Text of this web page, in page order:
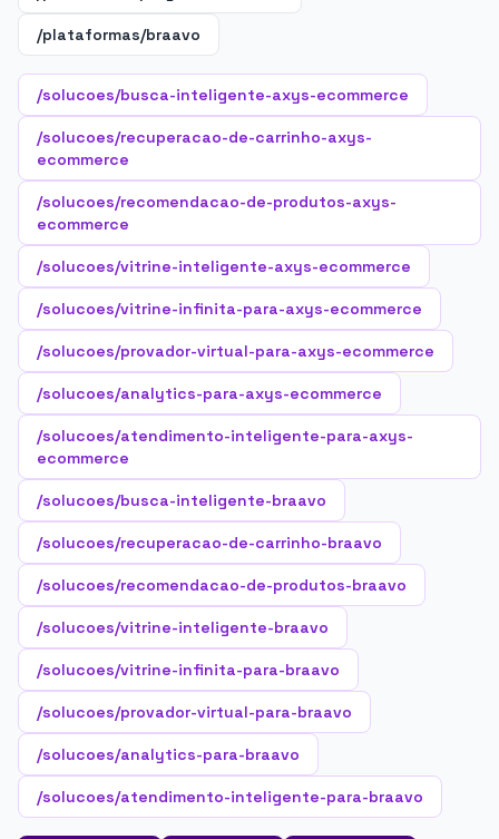
/plataformas/braavo
/solucoes/busca-inteligente-axys-ecommerce
/solucoes/recuperacao-de-carrinho-axys-
ecommerce
/solucoes/recomendacao-de-produtos-axys-
ecommerce
/solucoes/vitrine-inteligente-axys-ecommerce
/solucoes/vitrine-infinita-para-axys-ecommerce
/solucoes/provador-virtual-para-axys-ecommerce
/solucoes/analytics-para-axys-ecommerce
/solucoes/atendimento-inteligente-para-axys-
ecommerce
/solucoes/busca-inteligente-braavo
/solucoes/recuperacao-de-carrinho-braavo
/solucoes/recomendacao-de-produtos-braavo
/solucoes/vitrine-inteligente-braavo
/solucoes/vitrine-infinita-para-braavo
/solucoes/provador-virtual-para-braavo
/solucoes/analytics-para-braavo
/solucoes/atendimento-inteligente-para-braavo